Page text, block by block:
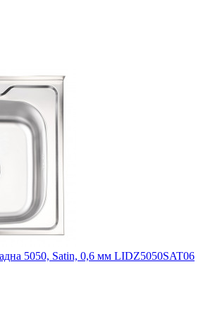
5050, Satin, 0,6 мм LIDZ5050SAT06